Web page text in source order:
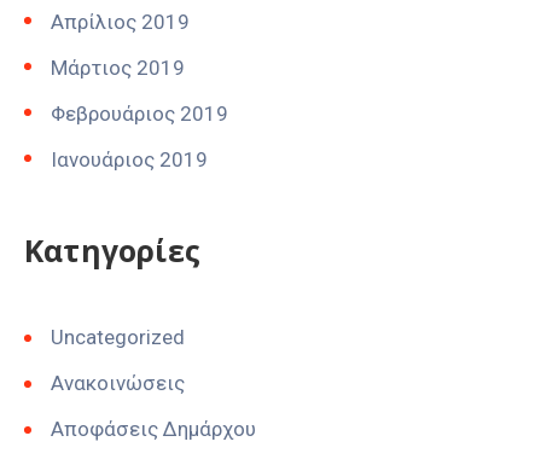
Απρίλιος 2019
Μάρτιος 2019
Φεβρουάριος 2019
Ιανουάριος 2019
Kατηγορίες
Uncategorized
Ανακοινώσεις
Αποφάσεις Δημάρχου